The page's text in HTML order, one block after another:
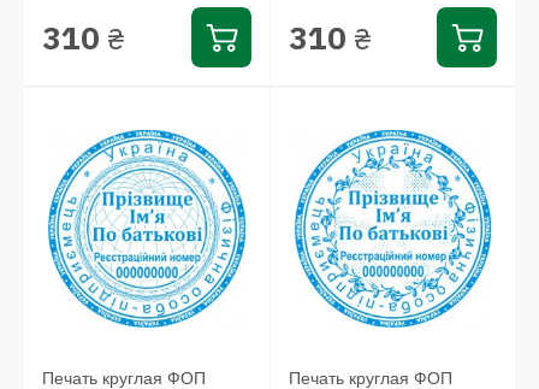
310 ₴ 310 ₴
Печать круглая ФОП
Печать круглая ФОП